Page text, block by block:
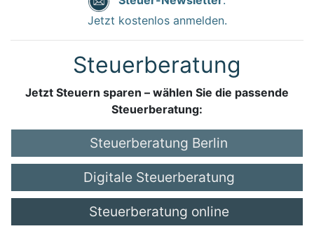
Jetzt kostenlos anmelden.
Steuerberatung
Jetzt Steuern sparen – wählen Sie die passende
Steuerberatung:
Steuerberatung Berlin
Digitale Steuerberatung
Steuerberatung online